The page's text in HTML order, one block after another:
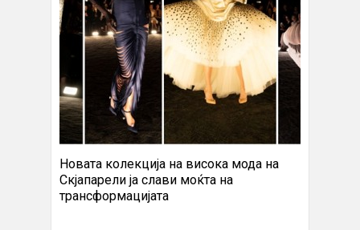
Новата колекција на висока мода на
Скјапарели ја слави моќта на
трансформацијата